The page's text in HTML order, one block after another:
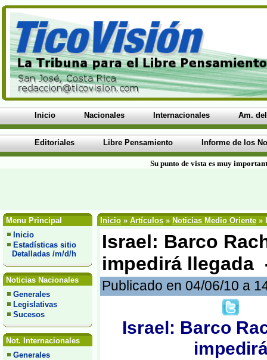
Inicio Nacionales Internacionales Am.
Editoriales Libre Pensamiento Informe de los
Su punto de vista es muy
Menu Principal
Inicio
Estadísticas sitio
Detalladas /m/d/h
Noticias Nacionales
Generales
Legislativas
Sucesos
Not. Internacionales
Generales
Inicio » Artículos » Noticias Medio Oriente »
Israel: Barco
impedirá llegada
Publicado en 04/06/10 a
Israel: Barco